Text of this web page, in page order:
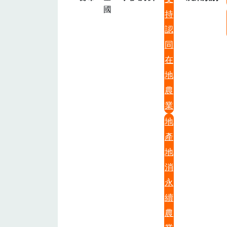
國
持
認
同
在
地
農
業
地
產
地
消
永
續
農